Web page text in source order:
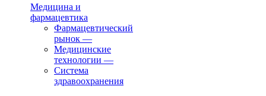
Медицина и
фармацевтика
Фармацевтический
рынок —
Медицинские
технологии —
Система
здравоохранения